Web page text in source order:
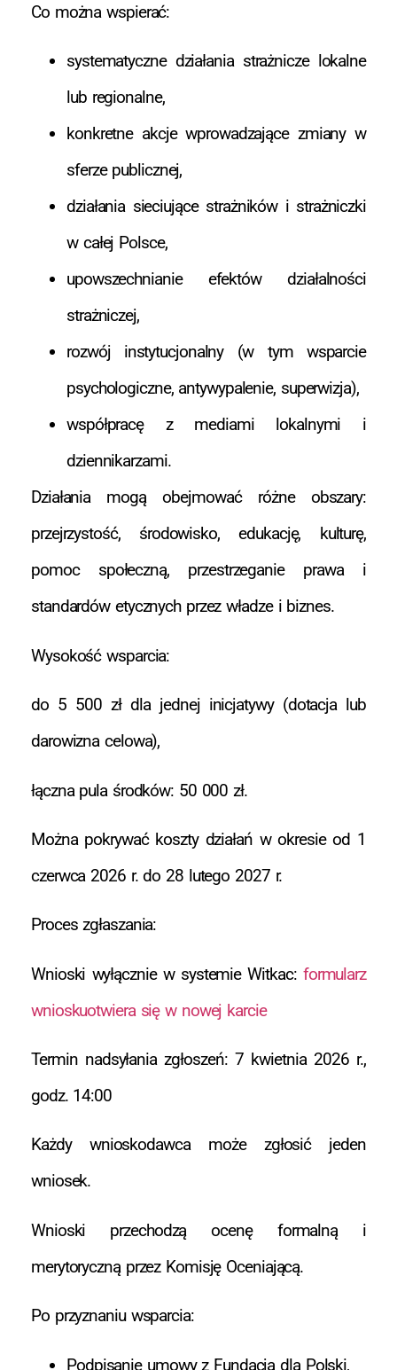
Co można wspierać:
systematyczne działania strażnicze lokalne
lub regionalne,
konkretne akcje wprowadzające zmiany w
sferze publicznej,
działania sieciujące strażników i strażniczki
w całej Polsce,
upowszechnianie efektów działalności
strażniczej,
rozwój instytucjonalny (w tym wsparcie
psychologiczne, antywypalenie, superwizja),
współpracę z mediami lokalnymi i
dziennikarzami.
Działania mogą obejmować różne obszary:
przejrzystość, środowisko, edukację, kulturę,
pomoc społeczną, przestrzeganie prawa i
standardów etycznych przez władze i biznes.
Wysokość wsparcia:
do 5 500 zł dla jednej inicjatywy (dotacja lub
darowizna celowa),
łączna pula środków: 50 000 zł.
Można pokrywać koszty działań w okresie od 1
czerwca 2026 r. do 28 lutego 2027 r.
Proces zgłaszania:
Wnioski wyłącznie w systemie Witkac: formularz
wnioskuotwiera się w nowej karcie
Termin nadsyłania zgłoszeń: 7 kwietnia 2026 r.,
godz. 14:00
Każdy wnioskodawca może zgłosić jeden
wniosek.
Wnioski przechodzą ocenę formalną i
merytoryczną przez Komisję Oceniającą.
Po przyznaniu wsparcia:
Podpisanie umowy z Fundacją dla Polski,